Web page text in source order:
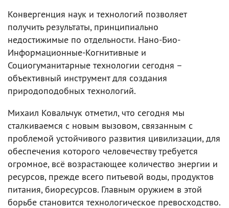
Конвергенция наук и технологий позволяет
получить результаты, принципиально
недостижимые по отдельности. Нано-Био-
Информационные-Когнитивные и
Социогуманитарные технологии сегодня –
объективный инструмент для создания
природоподобных технологий.
Михаил Ковальчук отметил, что сегодня мы
сталкиваемся с новым вызовом, связанным с
проблемой устойчивого развития цивилизации, для
обеспечения которого человечеству требуется
огромное, всё возрастающее количество энергии и
ресурсов, прежде всего питьевой воды, продуктов
питания, биоресурсов. Главным оружием в этой
борьбе становится технологическое превосходство.